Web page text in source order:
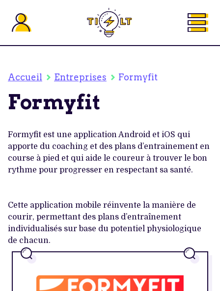
contenu
principal
Accueil Entreprises Formyfit
Formyfit
Formyfit est une application Android et iOS qui
apporte du coaching et des plans d’entrainement en
course à pied et qui aide le coureur à trouver le bon
rythme pour progresser en respectant sa santé.
Cette application mobile réinvente la manière de
courir, permettant des plans d’entraînement
individualisés sur base du potentiel physiologique
de chacun.